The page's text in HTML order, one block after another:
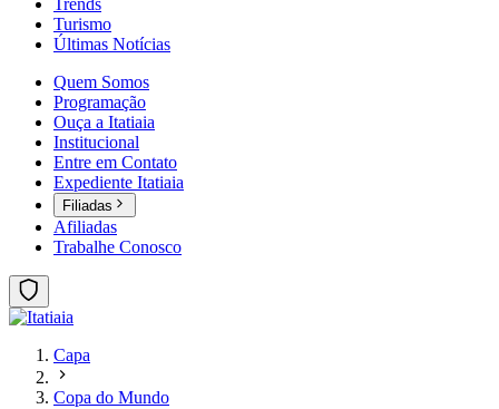
Trends
Turismo
Últimas Notícias
Quem Somos
Programação
Ouça a Itatiaia
Institucional
Entre em Contato
Expediente Itatiaia
Filiadas
Afiliadas
Trabalhe Conosco
Capa
Copa do Mundo